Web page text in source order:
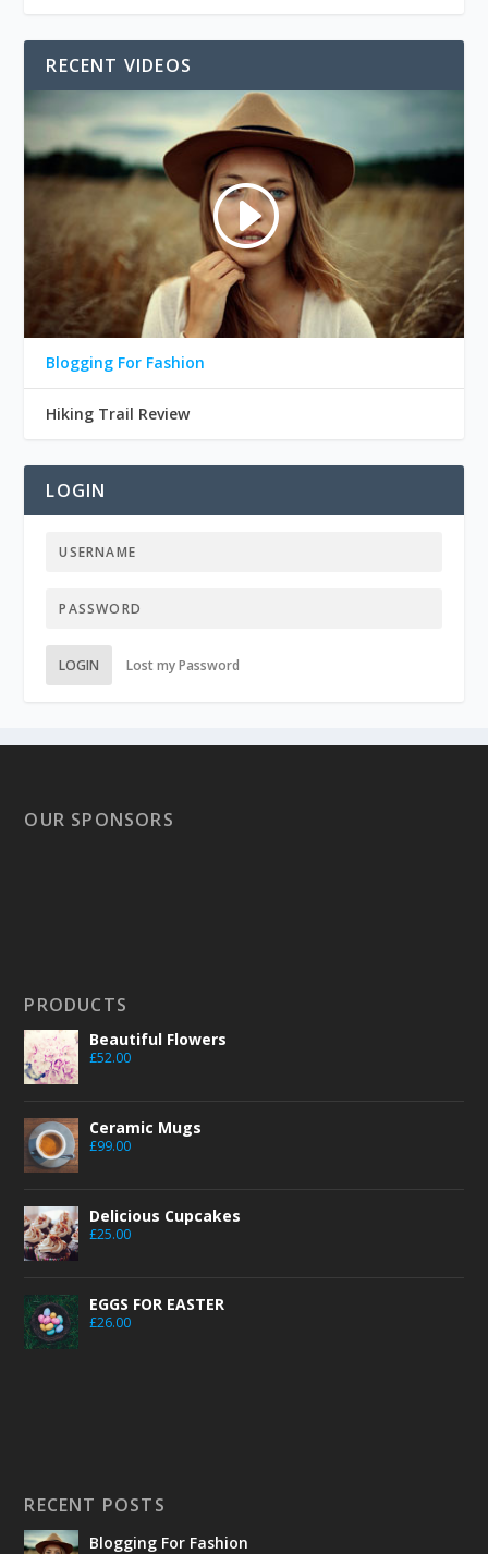
RECENT VIDEOS
Blogging For Fashion
Hiking Trail Review
LOGIN
LOGIN Lost my Password
OUR SPONSORS
PRODUCTS
Beautiful Flowers
£52.00
Ceramic Mugs
£99.00
Delicious Cupcakes
£25.00
EGGS FOR EASTER
£26.00
RECENT POSTS
Blogging For Fashion